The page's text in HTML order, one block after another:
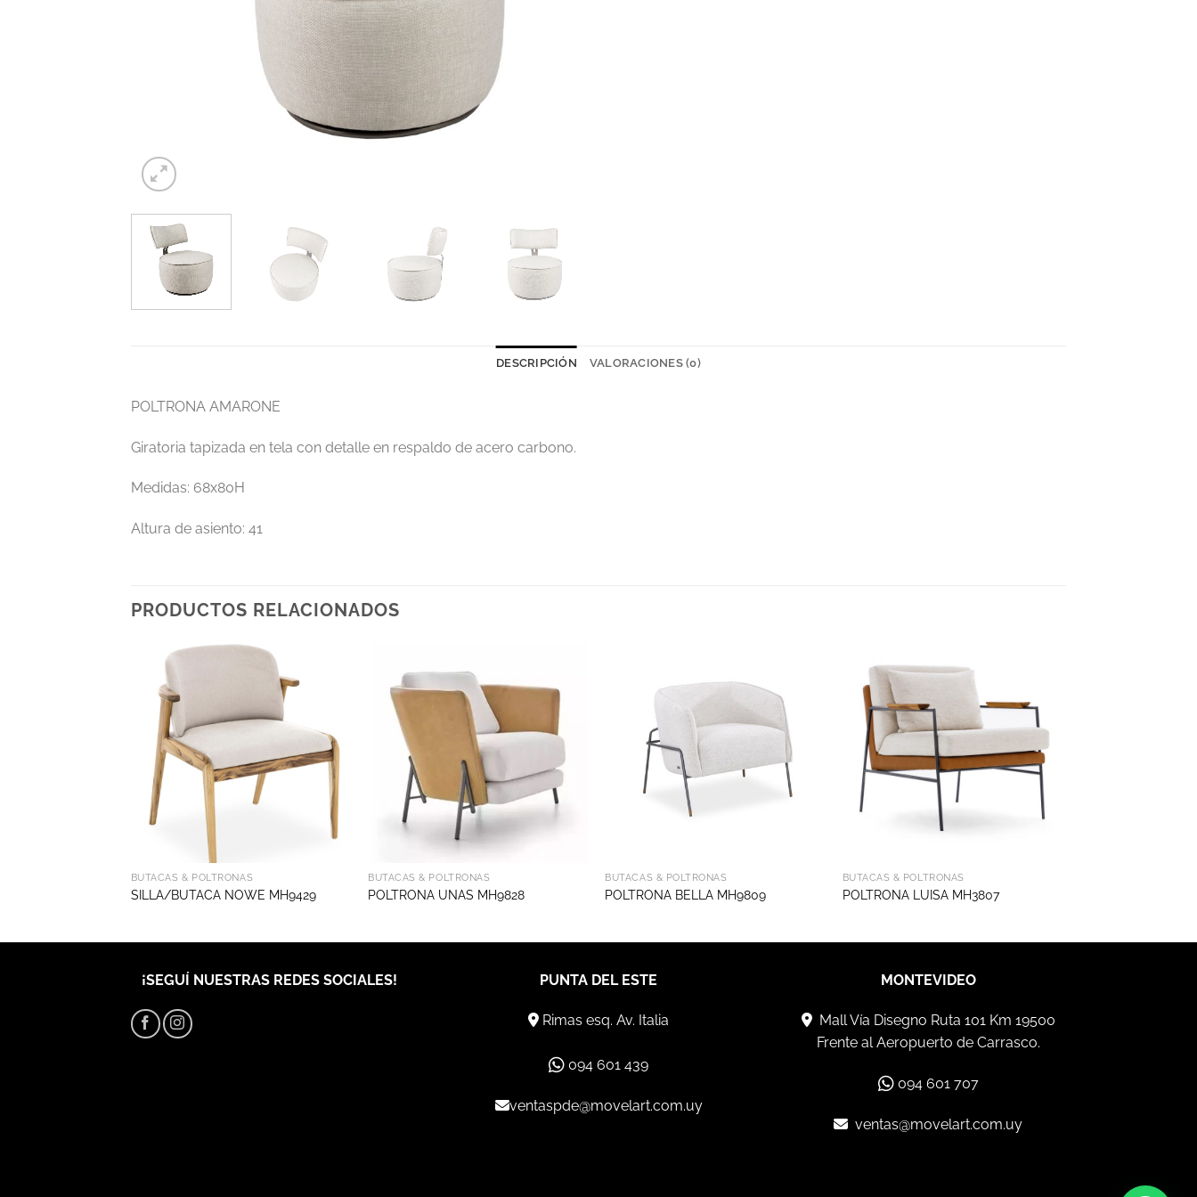
DESCRIPCIÓN VALORACIONES (0)
POLTRONA AMARONE
Giratoria tapizada en tela con detalle en respaldo de acero carbono.
Medidas: 68x80H
Altura de asiento: 41
PRODUCTOS RELACIONADOS
BUTACAS & POLTRONAS
SILLA/BUTACA NOWE MH9429
BUTACAS & POLTRONAS
POLTRONA UNAS MH9828
BUTACAS & POLTRONAS
POLTRONA BELLA MH9809
BUTACAS & POLTRONAS
POLTRONA LUISA MH3807
¡SEGUÍ NUESTRAS REDES SOCIALES! PUNTA DEL ESTE
Rimas esq. Av. Italia
094 601 439
ventaspde@movelart.com.uy
MONTEVIDEO
Mall Vía Disegno Ruta 101 Km 19500
Frente al Aeropuerto de Carrasco.
094 601 707
ventas@movelart.com.uy